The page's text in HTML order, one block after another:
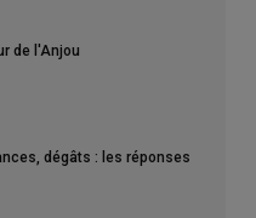
de l'Anjou
dégâts : les réponses